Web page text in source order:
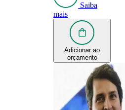
Saiba
mais
Adicionar ao
orçamento